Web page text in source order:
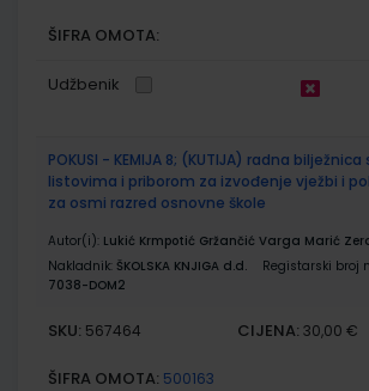
ŠIFRA OMOTA:
Udžbenik
POKUSI - KEMIJA 8; (KUTIJA) radna
listovima i priborom za izvođenje vježbi i
za osmi razred osnovne škole
Autor(i): Lukić Krmpotić Gržančić Varga Marić
Nakladnik: ŠKOLSKA KNJIGA d.d.
Registarski broj
7038-DOM2
SKU: 567464 CIJENA: 30,00 €
ŠIFRA OMOTA: 500163